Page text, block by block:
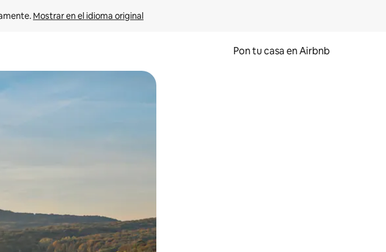
Mostrar en el idioma original
Pon tu casa en Airbnb
abajo o explora con el tacto o desliza el dedo.